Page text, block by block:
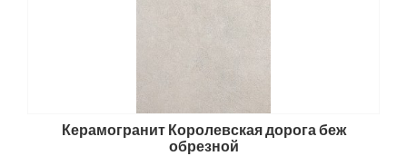
Керамогранит Королевская дорога беж
обрезной